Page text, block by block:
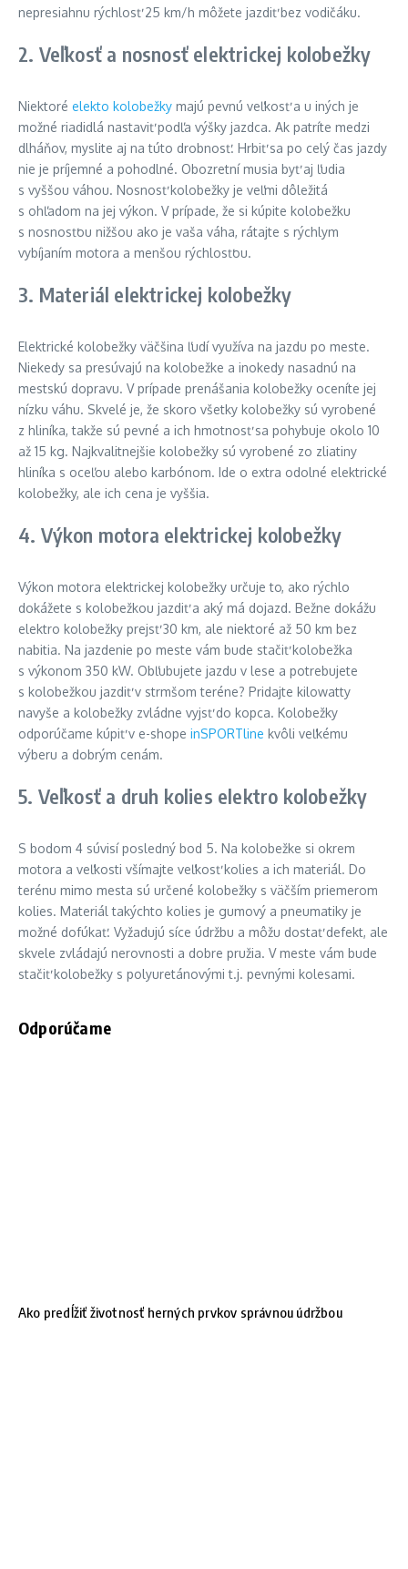
nepresiahnu rýchlosť 25 km/h môžete jazdiť bez vodičáku.
2. Veľkosť a nosnosť elektrickej kolobežky
Niektoré elekto kolobežky majú pevnú veľkosť a u iných je
možné riadidlá nastaviť podľa výšky jazdca. Ak patríte medzi
dlháňov, myslite aj na túto drobnosť. Hrbiť sa po celý čas jazdy
nie je príjemné a pohodlné. Obozretní musia byť aj ľudia
s vyššou váhou. Nosnosť kolobežky je veľmi dôležitá
s ohľadom na jej výkon. V prípade, že si kúpite kolobežku
s nosnosťou nižšou ako je vaša váha, rátajte s rýchlym
vybíjaním motora a menšou rýchlosťou.
3. Materiál elektrickej kolobežky
Elektrické kolobežky väčšina ľudí využíva na jazdu po meste.
Niekedy sa presúvajú na kolobežke a inokedy nasadnú na
mestskú dopravu. V prípade prenášania kolobežky oceníte jej
nízku váhu. Skvelé je, že skoro všetky kolobežky sú vyrobené
z hliníka, takže sú pevné a ich hmotnosť sa pohybuje okolo 10
až 15 kg. Najkvalitnejšie kolobežky sú vyrobené zo zliatiny
hliníka s oceľou alebo karbónom. Ide o extra odolné elektrické
kolobežky, ale ich cena je vyššia.
4. Výkon motora elektrickej kolobežky
Výkon motora elektrickej kolobežky určuje to, ako rýchlo
dokážete s kolobežkou jazdiť a aký má dojazd. Bežne dokážu
elektro kolobežky prejsť 30 km, ale niektoré až 50 km bez
nabitia. Na jazdenie po meste vám bude stačiť kolobežka
s výkonom 350 kW. Obľubujete jazdu v lese a potrebujete
s kolobežkou jazdiť v strmšom teréne? Pridajte kilowatty
navyše a kolobežky zvládne vyjsť do kopca. Kolobežky
odporúčame kúpiť v e-shope inSPORTline kvôli veľkému
výberu a dobrým cenám.
5. Veľkosť a druh kolies elektro kolobežky
S bodom 4 súvisí posledný bod 5. Na kolobežke si okrem
motora a veľkosti všímajte veľkosť kolies a ich materiál. Do
terénu mimo mesta sú určené kolobežky s väčším priemerom
kolies. Materiál takýchto kolies je gumový a pneumatiky je
možné dofúkať. Vyžadujú síce údržbu a môžu dostať defekt, ale
skvele zvládajú nerovnosti a dobre pružia. V meste vám bude
stačiť kolobežky s polyuretánovými t.j. pevnými kolesami.
Odporúčame
Ako predĺžiť životnosť herných prvkov správnou údržbou